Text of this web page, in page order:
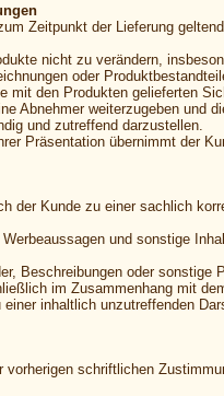
Zeitpunkt der Lieferung
nicht zu verändern,
oder
mit den Produkten gelieferten
Abnehmer weiterzugeben und
und zutreffend darzustellen.
Präsentation übernimmt der
der Kunde zu einer sachlich
und sonstige
Beschreibungen oder sonstige
im Zusammenhang mit
inhaltlich unzutreffenden
vorherigen schriftlichen